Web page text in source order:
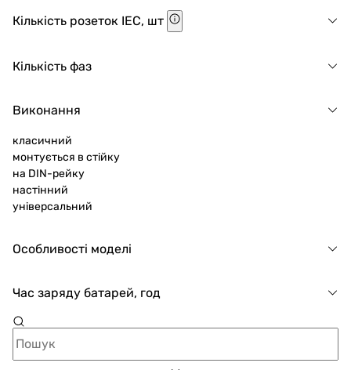
Кількість розеток IEC, шт
Кількість фаз
Виконання
класичний
монтується в стійку
на DIN-рейку
настінний
універсальний
Особливості моделі
Час заряду батарей, год